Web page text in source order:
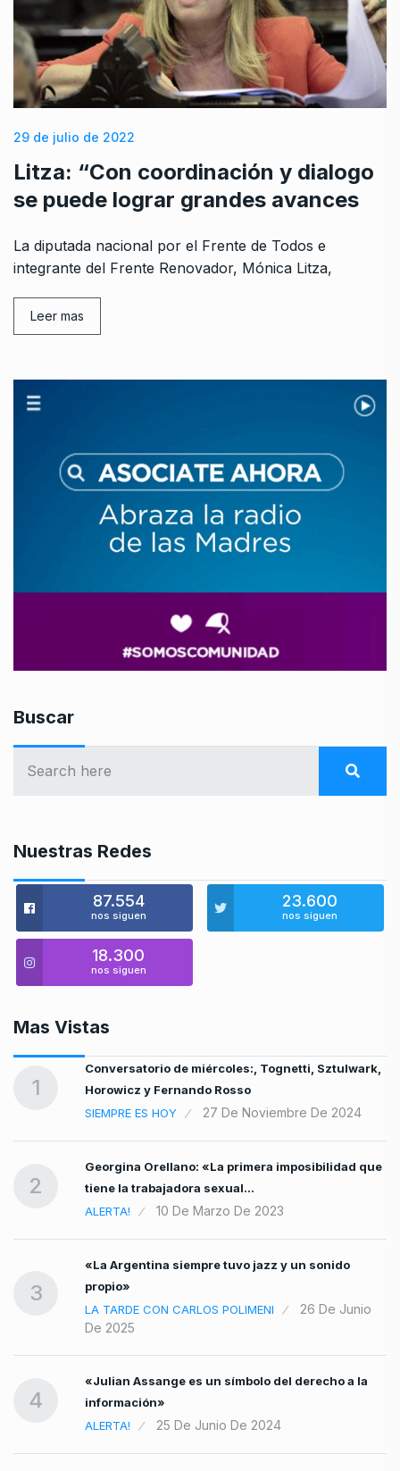
29 de julio de 2022
Litza: “Con coordinación y dialogo
se puede lograr grandes avances
La diputada nacional por el Frente de Todos e
integrante del Frente Renovador, Mónica Litza,
Leer mas
Buscar
Nuestras Redes
87.554
nos siguen
23.600
nos siguen
18.300
nos siguen
Mas Vistas
1
Conversatorio de miércoles:, Tognetti, Sztulwark,
Horowicz y Fernando Rosso
SIEMPRE ES HOY
27 De Noviembre De 2024
2
Georgina Orellano: «La primera imposibilidad que
tiene la trabajadora sexual…
ALERTA!
10 De Marzo De 2023
3
«La Argentina siempre tuvo jazz y un sonido
propio»
LA TARDE CON CARLOS POLIMENI
26 De Junio
De 2025
4
«Julian Assange es un símbolo del derecho a la
información»
ALERTA!
25 De Junio De 2024